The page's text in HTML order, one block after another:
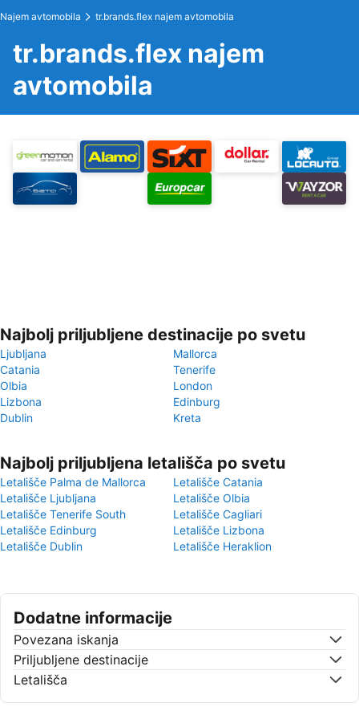
Najem avtomobila tr.brands.flex najem avtomobila
tr.brands.flex najem
avtomobila
Najbolj priljubljene destinacije po svetu
Ljubljana
Mallorca
Catania
Tenerife
Olbia
London
Lizbona
Edinburg
Dublin
Kreta
Najbolj priljubljena letališča po svetu
Letališče Palma de Mallorca
Letališče Catania
Letališče Ljubljana
Letališče Olbia
Letališče Tenerife South
Letališče Cagliari
Letališče Edinburg
Letališče Lizbona
Letališče Dublin
Letališče Heraklion
Dodatne informacije
Povezana iskanja
Priljubljene destinacije
Letališča